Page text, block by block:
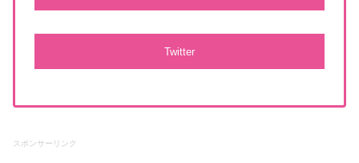
Twitter
スポンサーリンク